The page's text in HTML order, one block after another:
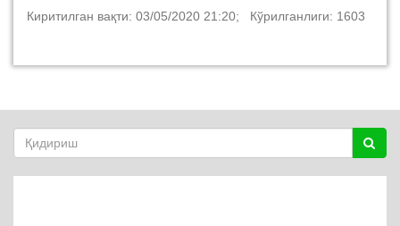
Киритилган вақти: 03/05/2020 21:20; Кўрилганлиги: 1603